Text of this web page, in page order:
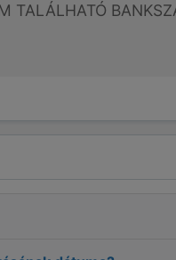
TALÁLHATÓ